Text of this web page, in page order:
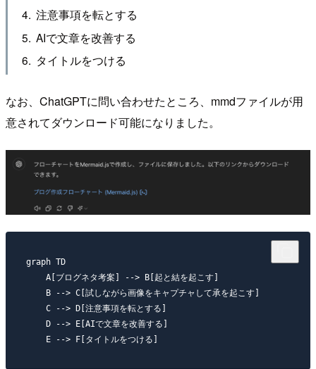
注意事項を転とする
AIで文章を改善する
タイトルをつける
なお、ChatGPTに問い合わせたところ、mmdファイルが用
意されてダウンロード可能になりました。
graph TD
    A[ブログネタ考案] --> B[起と結を起こす]
    B --> C[試しながら画像をキャプチャして承を起こす]
    C --> D[注意事項を転とする]
    D --> E[AIで文章を改善する]